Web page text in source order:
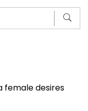
female desires